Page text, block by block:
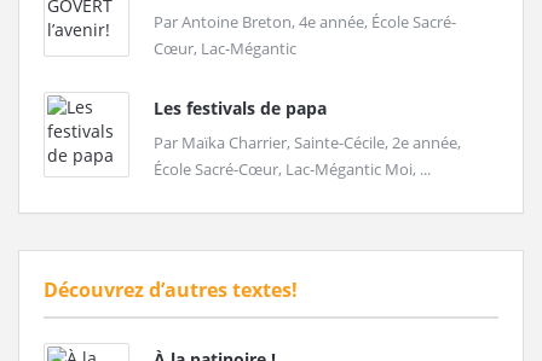
Par Antoine Breton, 4e année, École Sacré-
Cœur, Lac-Mégantic
Les festivals de papa
Par Maïka Charrier, Sainte-Cécile, 2e année,
École Sacré-Cœur, Lac-Mégantic Moi, ...
Découvrez d’autres textes!